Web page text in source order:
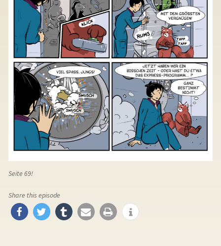
Seite 69!
Share this episode